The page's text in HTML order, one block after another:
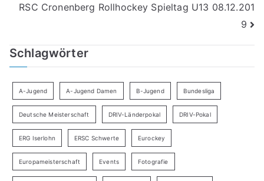
RSC Cronenberg Rollhockey Spieltag U13 08.12.201
9
Schlagwörter
A-Jugend A-Jugend Damen B-Jugend Bundesliga
Deutsche Meisterschaft DRIV-Länderpokal DRIV-Pokal
ERG Iserlohn ERSC Schwerte Eurockey
Europameisterschaft Events Fotografie